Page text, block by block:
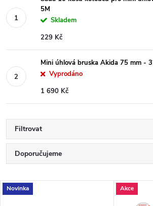
5M
Skladem
229 Kč
Mini úhlová bruska Akida 75 mm -
Vyprodáno
1 690 Kč
Filtrovat
Ř
a
Doporučujeme
Nejdražší
V
Novinka Akce